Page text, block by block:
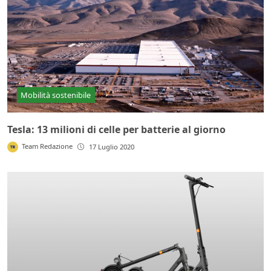
Mobilità sostenibile
Tesla: 13 milioni di celle per batterie al giorno
Team Redazione 17 Luglio 2020